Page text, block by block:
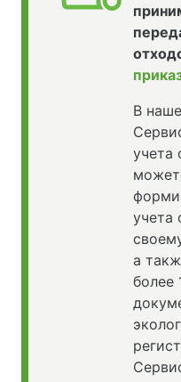
В
учета
учета
а
более